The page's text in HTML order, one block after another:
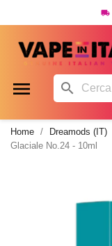

 
Home Dreamods (IT)
Glaciale No.24 - 10ml